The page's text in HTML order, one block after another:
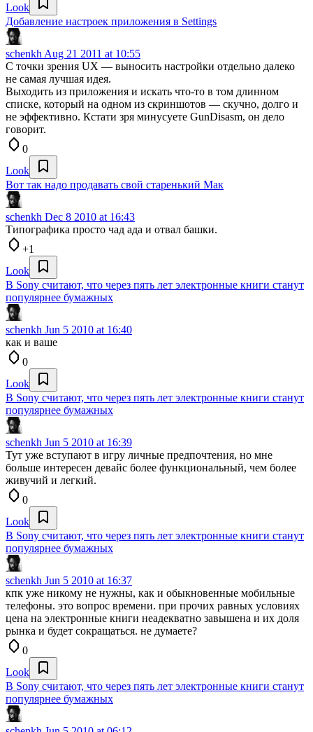
Look
Добавление настроек приложения в Settings
schenkh Aug 21 2011 at 10:55
С точки зрения UX — выносить настройки отдельно далеко
не самая лучшая идея.
Выходить из приложения и искать что-то в том длинном
списке, который на одном из скриншотов — скучно, долго и
не эффективно. Кстати зря минусуете GunDisasm, он дело
говорит.
0
Look
Вот так надо продавать свой старенький Мак
schenkh Dec 8 2010 at 16:43
Типографика просто чад ада и отвал башки.
+1
Look
В Sony считают, что через пять лет электронные книги станут
популярнее бумажных
schenkh Jun 5 2010 at 16:40
как и ваше
0
Look
В Sony считают, что через пять лет электронные книги станут
популярнее бумажных
schenkh Jun 5 2010 at 16:39
Тут уже вступают в игру личные предпочтения, но мне
больше интересен девайс более функциональный, чем более
живучий и легкий.
0
Look
В Sony считают, что через пять лет электронные книги станут
популярнее бумажных
schenkh Jun 5 2010 at 16:37
кпк уже никому не нужны, как и обыкновенные мобильные
телефоны. это вопрос времени. при прочих равных условиях
цена на электронные книги неадекватно завышена и их доля
рынка и будет сокращаться. не думаете?
0
Look
В Sony считают, что через пять лет электронные книги станут
популярнее бумажных